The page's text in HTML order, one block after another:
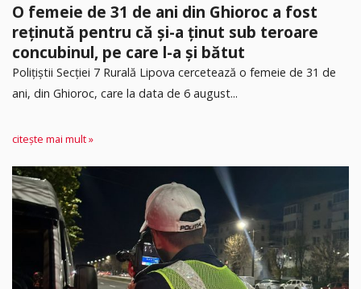
O femeie de 31 de ani din Ghioroc a fost
reținută pentru că și-a ținut sub teroare
concubinul, pe care l-a și bătut
​Polițiștii Secției 7 Rurală Lipova cercetează o femeie de 31 de
ani, din Ghioroc, care la data de 6 august...
citește mai mult »